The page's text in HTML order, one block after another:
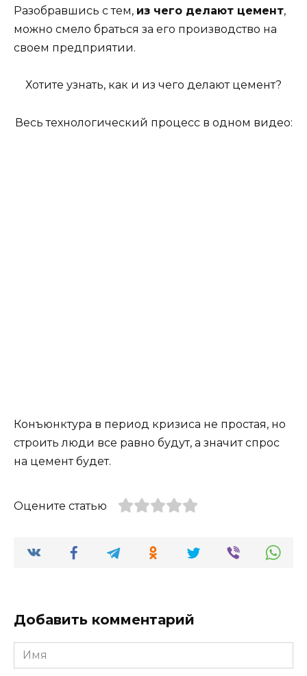
Разобравшись с тем, из чего делают цемент,
можно смело браться за его производство на
своем предприятии.
Хотите узнать, как и из чего делают цемент?
Весь технологический процесс в одном видео:
Конъюнктура в период кризиса не простая, но
строить люди все равно будут, а значит спрос
на цемент будет.
Оцените статью
Добавить комментарий
Имя
*